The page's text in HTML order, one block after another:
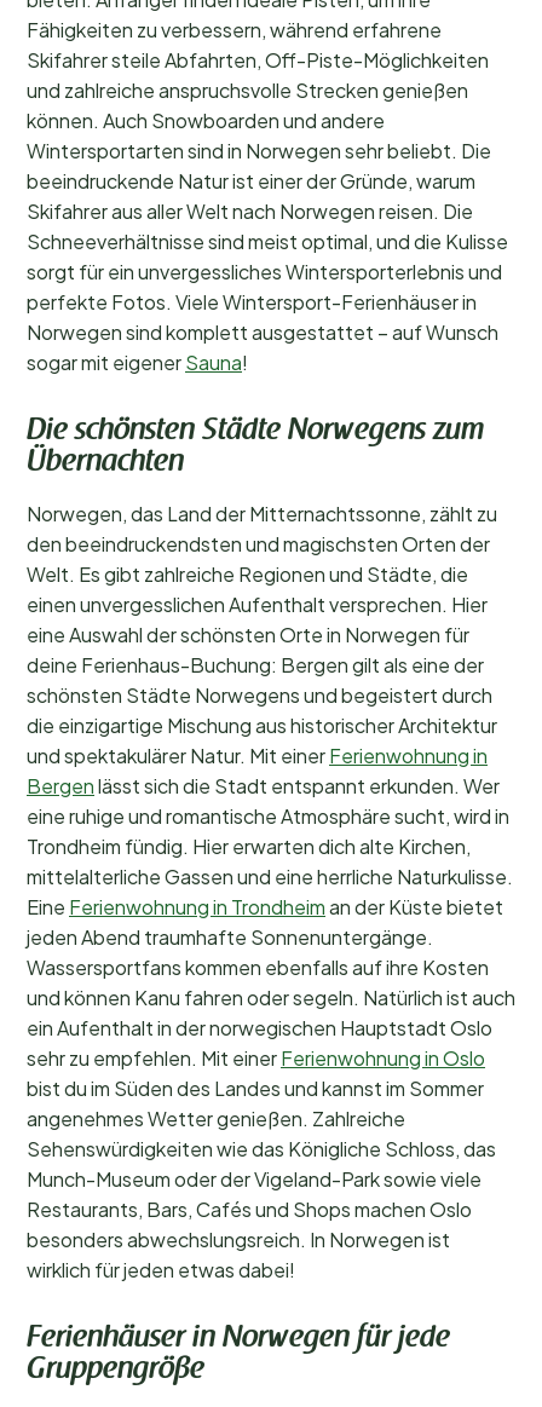
Fähigkeiten zu verbessern, während erfahrene
Skifahrer steile Abfahrten, Off-Piste-Möglichkeiten
und zahlreiche anspruchsvolle Strecken genießen
können. Auch Snowboarden und andere
Wintersportarten sind in Norwegen sehr beliebt. Die
beeindruckende Natur ist einer der Gründe, warum
Skifahrer aus aller Welt nach Norwegen reisen. Die
Schneeverhältnisse sind meist optimal, und die Kulisse
sorgt für ein unvergessliches Wintersporterlebnis und
perfekte Fotos. Viele Wintersport-Ferienhäuser in
Norwegen sind komplett ausgestattet – auf Wunsch
sogar mit eigenerSauna!
Die schönsten Städte Norwegens zum
Übernachten
Norwegen, das Land der Mitternachtssonne, zählt zu
den beeindruckendsten und magischsten Orten der
Welt. Es gibt zahlreiche Regionen und Städte, die
einen unvergesslichen Aufenthalt versprechen. Hier
eine Auswahl der schönsten Orte in Norwegen für
deine Ferienhaus-Buchung: Bergen gilt als eine der
schönsten Städte Norwegens und begeistert durch
die einzigartige Mischung aus historischer Architektur
und spektakulärer Natur. Mit einerFerienwohnung in
Bergenlässt sich die Stadt entspannt erkunden. Wer
eine ruhige und romantische Atmosphäre sucht, wird in
Trondheim fündig. Hier erwarten dich alte Kirchen,
mittelalterliche Gassen und eine herrliche Naturkulisse.
Eine Ferienwohnung in Trondheiman der Küste bietet
jeden Abend traumhafte Sonnenuntergänge.
Wassersportfans kommen ebenfalls auf ihre Kosten
und können Kanu fahren oder segeln. Natürlich ist auch
ein Aufenthalt in der norwegischen Hauptstadt Oslo
sehr zu empfehlen. Mit einerFerienwohnung in Oslo
bist du im Süden des Landes und kannst im Sommer
angenehmes Wetter genießen. Zahlreiche
Sehenswürdigkeiten wie das Königliche Schloss, das
Munch-Museum oder der Vigeland-Park sowie viele
Restaurants, Bars, Cafés und Shops machen Oslo
besonders abwechslungsreich. In Norwegen ist
wirklich für jeden etwas dabei!
Ferienhäuser in Norwegen für jede
Gruppengröße